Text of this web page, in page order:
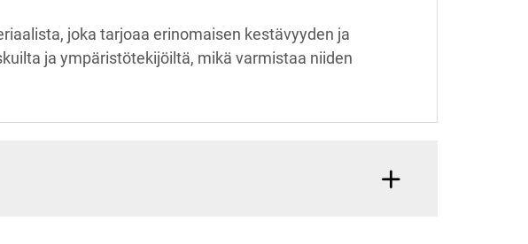
joka tarjoaa erinomaisen kestävyyden ja
ja ympäristötekijöiltä, mikä varmistaa niiden